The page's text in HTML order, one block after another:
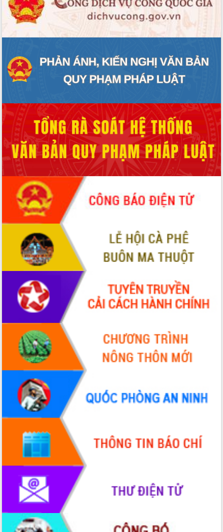
Hội thảo góp ý hồ sơ điều chỉnh quy
hoạch tỉnh Đắk Lắk thời kỳ 2021-2030,
tầm nhìn đến năm 2050
Nâng cao hiệu quả hoạt động của các
Hội nghị triển khai kết nối mạng
truyền số liệu chuyên dùng phục vụ cơ
quan Đảng, Nhà nước
Xã Ea Kar bước chuyển mình trong
công tác cải cách hành chính mô hình
mới
UBND tỉnh họp báo định kỳ tháng 4
năm 2026
Hội thảo khoa học “Giải pháp thúc đẩy
phát triển nền kinh tế xanh tại tỉnh
Đắk Lắk”
Tăng cường giám sát, đôn đốc thực
hiện nhiệm vụ quản lý tài sản công
hàng tuần
Tháo gỡ những vướng mắc, đẩy mạnh
công tác cải cách thủ tục hành chính
tại Trung tâm Phục vụ hành chính
công tỉnh
Đắk Lắk: Tôn vinh 46 giải pháp tại Hội
thi Sáng tạo Kỹ thuật 2024 - 2025
Đắk Lắk rà soát, điều chỉnh Đề án 190
về phát triển nuôi trồng thủy sản
Phó Chủ tịch UBND tỉnh Đắk Lắk
Trương Công Thái kiểm tra thực địa
Dự án cao tốc Khánh Hòa - Buôn Ma
Thuột
Định vị cà phê Việt Nam như một “di
sản sống” trong dòng chảy toàn cầu
Xây dựng nông thôn mới: Nâng cao đời
sống người dân từ những mô hình thiết
thực
Quyết liệt tháo gỡ vướng mắc, đẩy
nhanh tiến độ các dự án trọng điểm
trong Khu kinh tế Nam Phú Yên
Hòn Yến phát triển du lịch gắn với bảo
tồn biển
Lấy ý kiến điều chỉnh Quy hoạch tỉnh
Đắk Lắk thời kỳ 2021-2030, tầm nhìn
đến năm 2050
Phát động chiến dịch 30 ngày đêm
giải phóng mặt bằng Tuyến đường bộ
ven biển